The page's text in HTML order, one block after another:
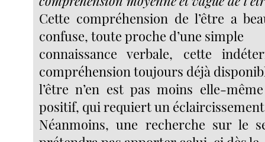
Cette compréhension de l’être a
confuse, toute proche d’une simple
connaissance verbale, cette
compréhension toujours déjà
l’être n’en est pas moins elle-
positif, qui requiert un
Néanmoins, une recherche sur le